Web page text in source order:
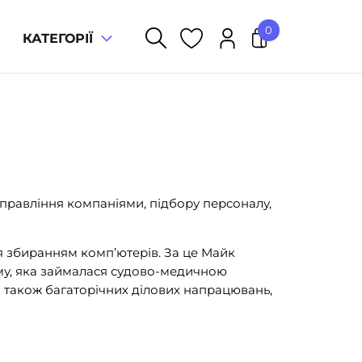
КАТЕГОРІЇ
0
У кошику немає товарів.
компаніями, підбору персоналу,
комп’ютерів. За це Майк
яка займалася судово-медичною
багаторічних ділових напрацювань,